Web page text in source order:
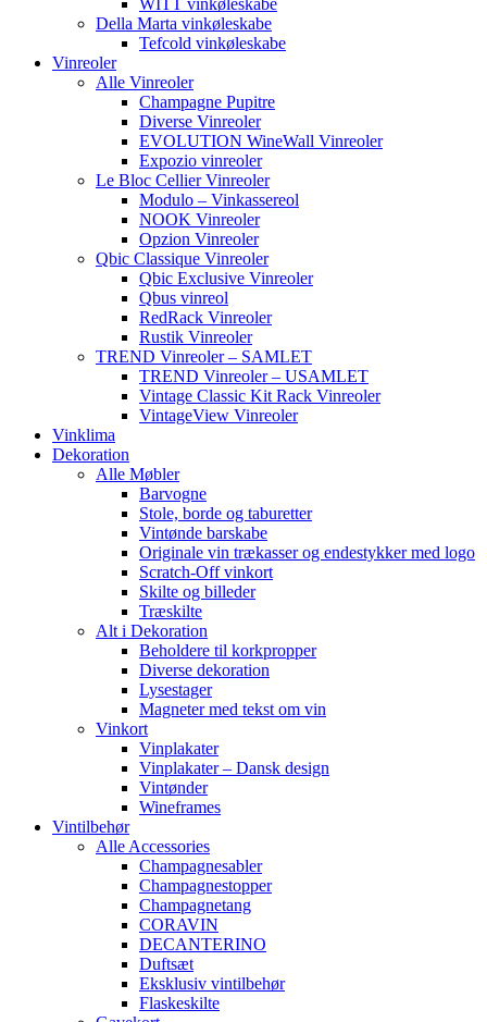
Della Marta vinkøleskabe
Tefcold vinkøleskabe
Vinreoler
Alle Vinreoler
Champagne Pupitre
Diverse Vinreoler
EVOLUTION WineWall Vinreoler
Expozio vinreoler
Le Bloc Cellier Vinreoler
Modulo – Vinkassereol
NOOK Vinreoler
Opzion Vinreoler
Qbic Classique Vinreoler
Qbic Exclusive Vinreoler
Qbus vinreol
RedRack Vinreoler
Rustik Vinreoler
TREND Vinreoler – SAMLET
TREND Vinreoler – USAMLET
Vintage Classic Kit Rack Vinreoler
VintageView Vinreoler
Vinklima
Dekoration
Alle Møbler
Barvogne
Stole, borde og taburetter
Vintønde barskabe
Originale vin trækasser og endestykker med logo
Scratch-Off vinkort
Skilte og billeder
Træskilte
Alt i Dekoration
Beholdere til korkpropper
Diverse dekoration
Lysestager
Magneter med tekst om vin
Vinkort
Vinplakater
Vinplakater – Dansk design
Vintønder
Wineframes
Vintilbehør
Alle Accessories
Champagnesabler
Champagnestopper
Champagnetang
CORAVIN
DECANTERINO
Duftsæt
Eksklusiv vintilbehør
Flaskeskilte